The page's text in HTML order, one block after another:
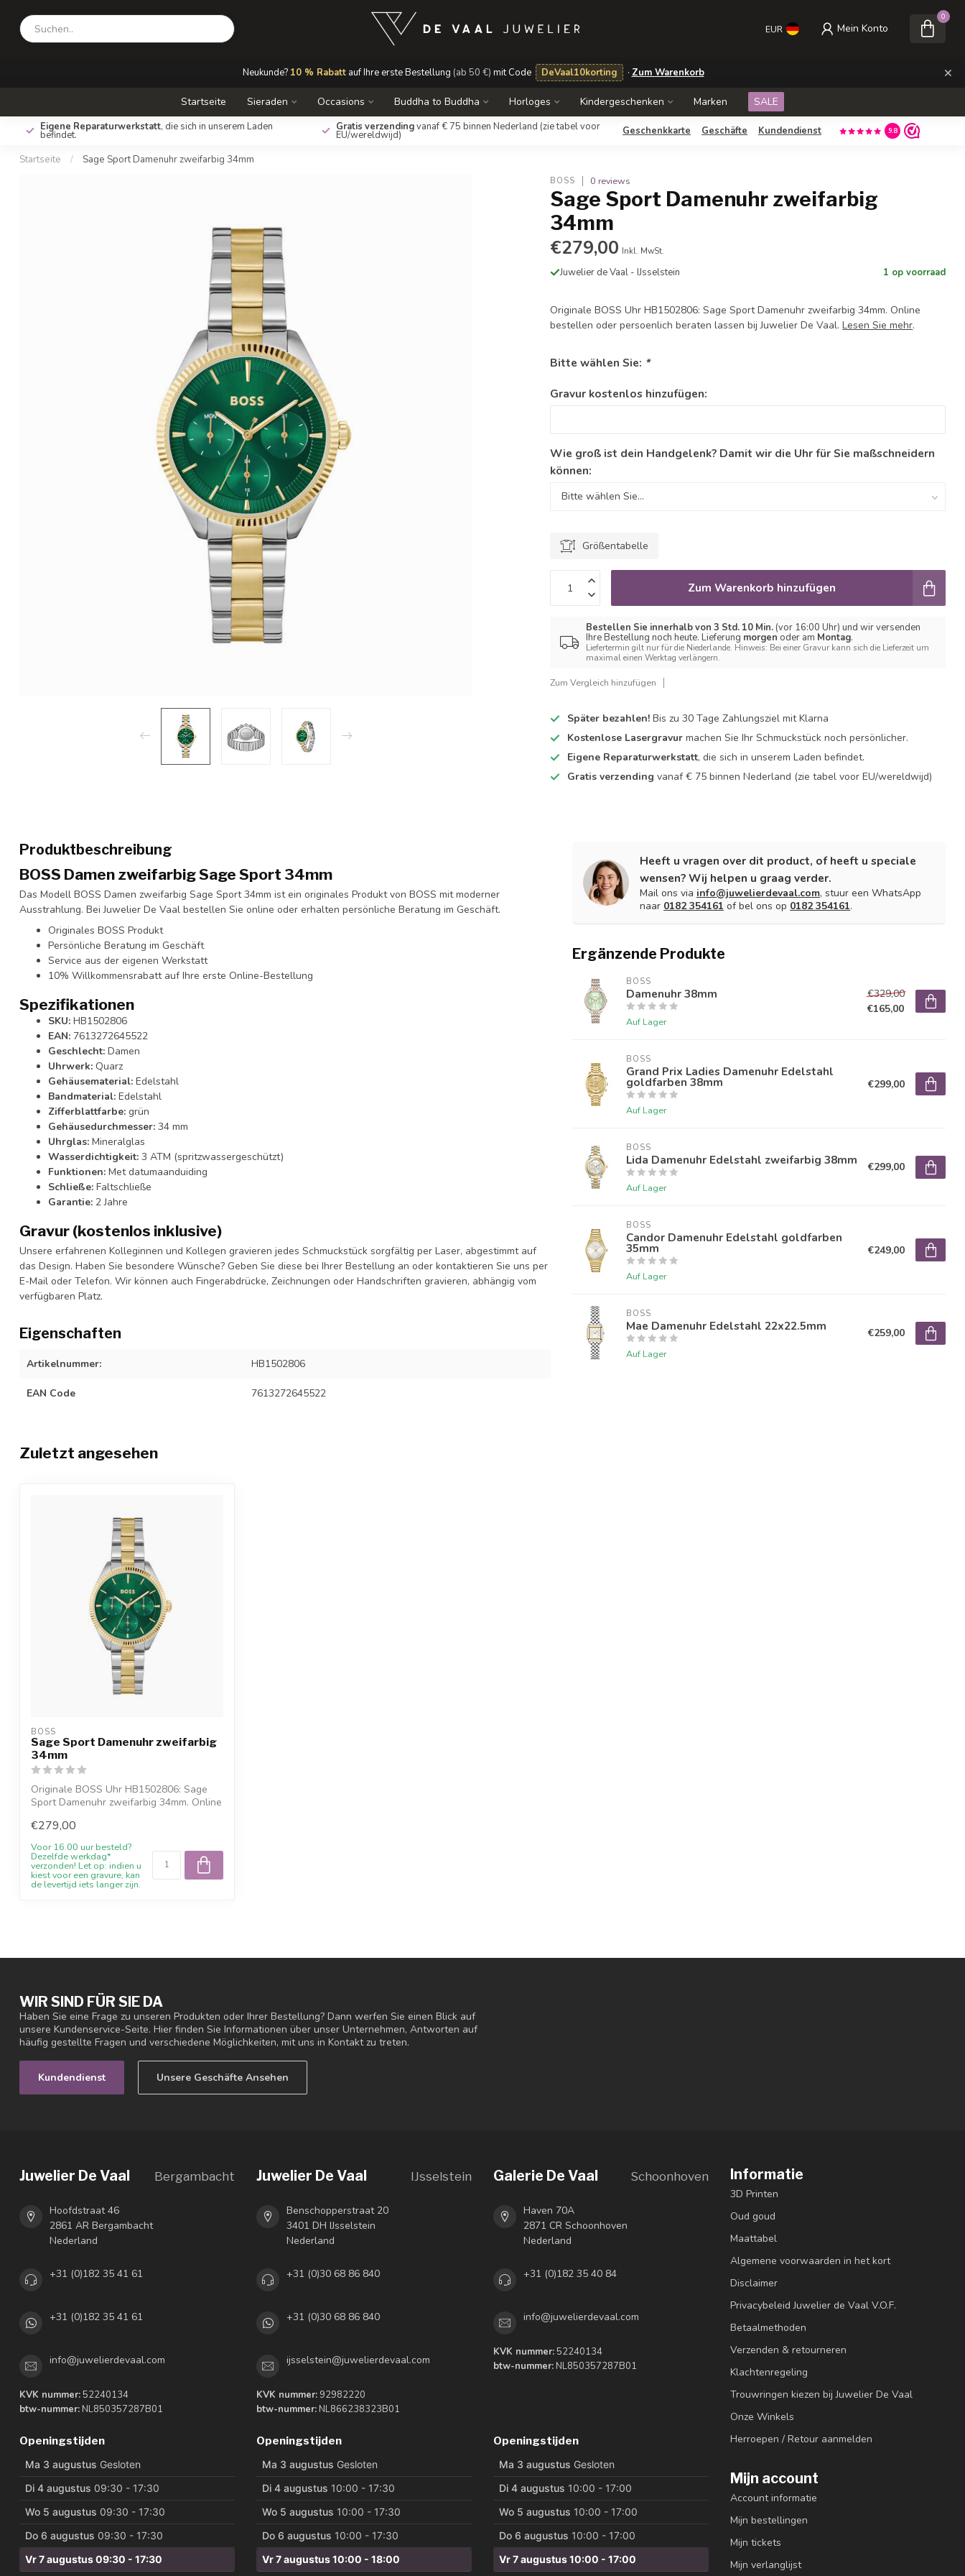
Neukunde? 10 % Rabattauf Ihre erste Bestellung (ab 50 €) mit Code DeVaal10korting · Zum Warenkorb ×
EUR Mein Konto
0
Startseite Sieraden Occasions Buddha to Buddha Horloges Kindergeschenken Marken SALE
Eigene Reparaturwerkstatt, die sich in unserem Laden
befindet.
Gratis verzendingvanaf € 75 binnen Nederland (zie tabel voor
EU/wereldwijd) Geschenkkarte Geschäfte Kundendienst 9.8
Startseite / Sage Sport Damenuhr zweifarbig 34mm
BOSS 0 reviews
Sage Sport Damenuhr zweifarbig
34mm
€279,00 Inkl. MwSt.
Juwelier de Vaal - IJsselstein 1 op voorraad
Originale BOSS Uhr HB1502806: Sage Sport Damenuhr zweifarbig 34mm. Online
bestellen oder persoenlich beraten lassen bij Juwelier De Vaal.Lesen Sie mehr.
Bitte wählen Sie: *
Gravur kostenlos hinzufügen:
Wie groß ist dein Handgelenk? Damit wir die Uhr für Sie maßschneidern
können:
Größentabelle
Zum Warenkorb hinzufügen
Bestellen Sie innerhalb von 3 Std. 10 Min. (vor 16:00 Uhr) und wir versenden
Ihre Bestellung noch heute. Lieferung morgen oder am Montag.
Liefertermin gilt nur für die Niederlande. Hinweis: Bei einer Gravur kann sich die Lieferzeit um
maximal einen Werktag verlängern.
Zum Vergleich hinzufügen
Später bezahlen! Bis zu 30 Tage Zahlungsziel mit Klarna
Kostenlose Lasergravur machen Sie Ihr Schmuckstück noch persönlicher.
Eigene Reparaturwerkstatt, die sich in unserem Laden befindet.
Gratis verzending vanaf € 75 binnen Nederland (zie tabel voor EU/wereldwijd)
Produktbeschreibung
BOSS Damen zweifarbig Sage Sport 34mm
Das Modell BOSS Damen zweifarbig Sage Sport 34mm ist ein originales Produkt von BOSS mit moderner
Ausstrahlung. Bei Juwelier De Vaal bestellen Sie online oder erhalten persönliche Beratung im Geschäft.
Originales BOSS Produkt
Persönliche Beratung im Geschäft
Service aus der eigenen Werkstatt
10% Willkommensrabatt auf Ihre erste Online-Bestellung
Spezifikationen
SKU: HB1502806
EAN: 7613272645522
Geschlecht: Damen
Uhrwerk: Quarz
Gehäusematerial: Edelstahl
Bandmaterial: Edelstahl
Zifferblattfarbe: grün
Gehäusedurchmesser: 34 mm
Uhrglas: Mineralglas
Wasserdichtigkeit: 3 ATM (spritzwassergeschützt)
Funktionen: Met datumaanduiding
Schließe: Faltschließe
Garantie: 2 Jahre
Gravur (kostenlos inklusive)
Unsere erfahrenen Kolleginnen und Kollegen gravieren jedes Schmuckstück sorgfältig per Laser, abgestimmt auf
das Design. Haben Sie besondere Wünsche? Geben Sie diese bei Ihrer Bestellung an oder kontaktieren Sie uns per
E-Mail oder Telefon. Wir können auch Fingerabdrücke, Zeichnungen oder Handschriften gravieren, abhängig vom
verfügbaren Platz.
Eigenschaften
Artikelnummer: HB1502806
EAN Code 7613272645522
Heeft u vragen over dit product, of heeft u speciale
wensen? Wij helpen u graag verder.
Mail ons via info@juwelierdevaal.com, stuur een WhatsApp
naar 0182 354161 of bel ons op 0182 354161.
Ergänzende Produkte
BOSS
Damenuhr 38mm
Auf Lager
€329,00
€165,00
BOSS
Grand Prix Ladies Damenuhr Edelstahl
goldfarben 38mm
Auf Lager
€299,00
BOSS
Lida Damenuhr Edelstahl zweifarbig 38mm
Auf Lager
€299,00
BOSS
Candor Damenuhr Edelstahl goldfarben
35mm
Auf Lager
€249,00
BOSS
Mae Damenuhr Edelstahl 22x22.5mm
Auf Lager
€259,00
Zuletzt angesehen
BOSS
Sage Sport Damenuhr zweifarbig
34mm
Originale BOSS Uhr HB1502806: Sage
Sport Damenuhr zweifarbig 34mm. Online
€279,00
Voor 16.00 uur besteld?
Dezelfde werkdag*
verzonden! Let op: indien u
kiest voor een gravure, kan
de levertijd iets langer zijn.
WIR SIND FÜR SIE DA
Haben Sie eine Frage zu unseren Produkten oder Ihrer Bestellung? Dann werfen Sie einen Blick auf
unsere Kundenservice-Seite. Hier finden Sie Informationen über unser Unternehmen, Antworten auf
häufig gestellte Fragen und verschiedene Möglichkeiten, mit uns in Kontakt zu treten.
Kundendienst Unsere Geschäfte Ansehen
Juwelier De Vaal Bergambacht
Hoofdstraat 46
2861 AR Bergambacht
Nederland
+31 (0)182 35 41 61
+31 (0)182 35 41 61
info@juwelierdevaal.com
KVK nummer: 52240134
btw-nummer: NL850357287B01
Openingstijden
Juwelier De Vaal IJsselstein
Benschopperstraat 20
3401 DH IJsselstein
Nederland
+31 (0)30 68 86 840
+31 (0)30 68 86 840
ijsselstein@juwelierdevaal.com
KVK nummer:92982220
btw-nummer: NL866238323B01
Openingstijden
Galerie De Vaal Schoonhoven
Haven 70A
2871 CR Schoonhoven
Nederland
+31 (0)182 35 40 84
info@juwelierdevaal.com
KVK nummer: 52240134
btw-nummer: NL850357287B01
Openingstijden
Informatie
3D Printen
Oud goud
Maattabel
Algemene voorwaarden in het kort
Disclaimer
Privacybeleid Juwelier de Vaal V.O.F.
Betaalmethoden
Verzenden & retourneren
Klachtenregeling
Trouwringen kiezen bij Juwelier De Vaal
Onze Winkels
Herroepen / Retour aanmelden
Mijn account
Account informatie
Mijn bestellingen
Mijn tickets
Mijn verlanglijst